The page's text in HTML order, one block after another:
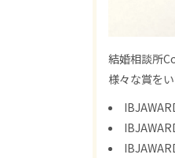
結婚相談所
様々な賞を